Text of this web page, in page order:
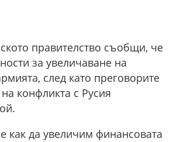
правителство съобщи, че
за увеличаване на
след като преговорите
конфликта с Русия
как да увеличим финансовата